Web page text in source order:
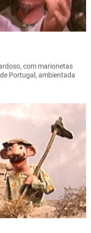
com marionetas
Portugal, ambientada